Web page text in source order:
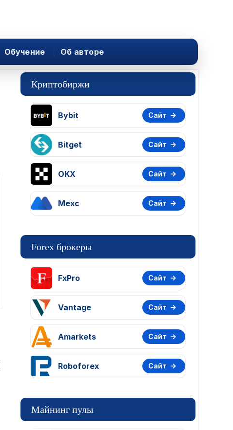
Обучение Об авторе
Криптобиржи
Bybit Сайт
Bitget Сайт
OKX Сайт
Mexc Сайт
Forex брокеры
FxPro Сайт
Vantage Сайт
Amarkets Сайт
Roboforex Сайт
Майнинг пулы